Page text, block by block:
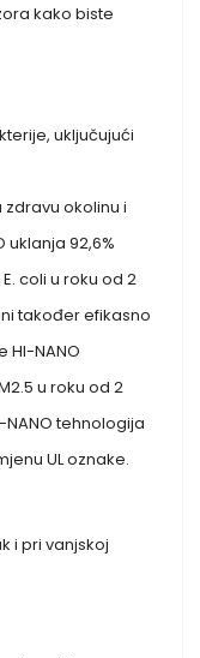
kako biste
uključujući
okolinu i
uklanja 92,6%
coli u roku od 2
također efikasno
HI-NANO
u roku od 2
tehnologija
UL oznake.
i pri vanjskoj